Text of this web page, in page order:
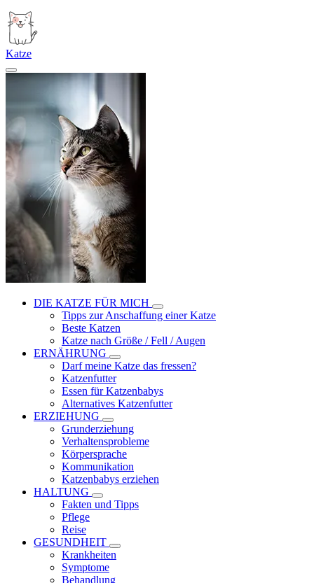
Katze
DIE KATZE FÜR MICH
Tipps zur Anschaffung einer Katze
Beste Katzen
Katze nach Größe / Fell / Augen
ERNÄHRUNG
Darf meine Katze das fressen?
Katzenfutter
Essen für Katzenbabys
Alternatives Katzenfutter
ERZIEHUNG
Grunderziehung
Verhaltensprobleme
Körpersprache
Kommunikation
Katzenbabys erziehen
HALTUNG
Fakten und Tipps
Pflege
Reise
GESUNDHEIT
Krankheiten
Symptome
Behandlung